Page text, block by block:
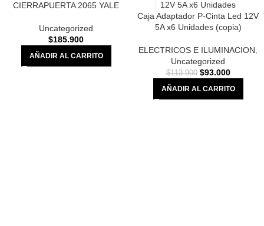
CIERRAPUERTA 2065 YALE
Uncategorized
$185.900
AÑADIR AL CARRITO
Caja Adaptador P-Cinta Led 12V
5A x6 Unidades (copia)
ELECTRICOS E ILUMINACION,
Uncategorized
$113.900 $93.000
AÑADIR AL CARRITO